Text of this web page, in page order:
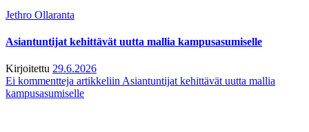
Jethro Ollaranta
Asiantuntijat kehittävät uutta mallia kampusasumiselle
Kirjoitettu 29.6.2026
Ei kommentteja artikkeliin Asiantuntijat kehittävät uutta mallia
kampusasumiselle